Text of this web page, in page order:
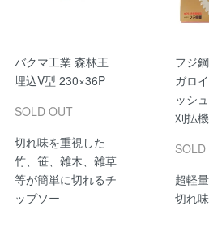
バクマ工業 森林王
埋込V型 230×36P
SOLD OUT
切れ味を重視した
竹、笹、雑木、雑草
等が簡単に切れるチ
ップソー
フジ
ガロ
ッシ
刈払
超軽
切れ